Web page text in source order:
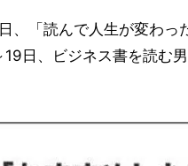
、「読んで人生が変わっ
日、ビジネス書を読む